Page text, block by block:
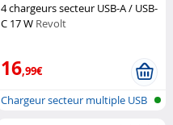
4 chargeurs secteur USB-A / USB-
C 17 W Revolt
16,99€
Chargeur secteur multiple USB